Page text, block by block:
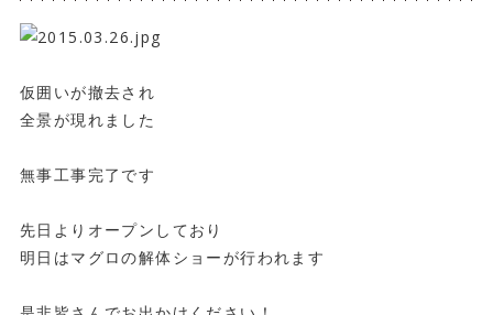
仮囲いが撤去され
全景が現れました
無事工事完了です
先日よりオープンしており
明日はマグロの解体ショーが行われます